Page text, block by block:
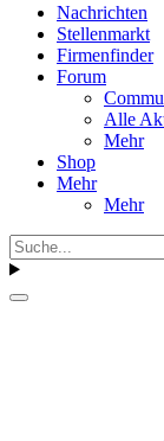
Nachrichten
Stellenmarkt
Firmenfinder
Forum
Alle
Mehr
Shop
Mehr
Mehr